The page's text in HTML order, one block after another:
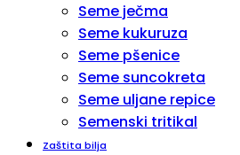
Seme ječma
Seme kukuruza
Seme pšenice
Seme suncokreta
Seme uljane repice
Semenski tritikal
Zaštita bilja